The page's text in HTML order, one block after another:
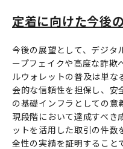
定着に向けた今後
今後の展望として、デジタ
ープフェイクや高度な詐欺
ルウォレットの普及は単な
会的な信頼性を担保し、安
の基礎インフラとしての意
現段階において達成すべき
ットを活用した取引の件
全性の実績を証明すること